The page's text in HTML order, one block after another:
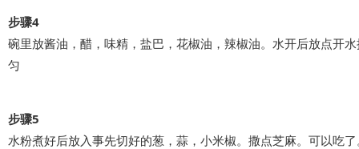
步骤4
碗里放酱油，醋，味精，盐巴，花椒油，辣椒油。水开后放点开
匀
步骤5
水粉煮好后放入事先切好的葱，蒜，小米椒。撒点芝麻。可以吃